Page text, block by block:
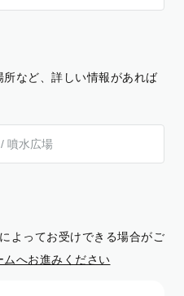
など、詳しい情報があれば
よってお受けできる場合がご
ムへお進みください